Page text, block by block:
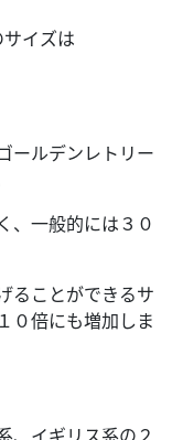
イズは
ールデンレトリー
、一般的には３０
ることができるサ
０倍にも増加しま